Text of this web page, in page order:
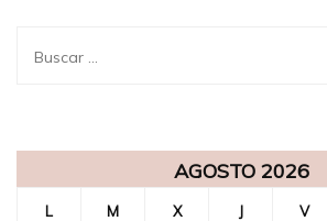
Buscar:
AGOSTO 2026
L M X J V